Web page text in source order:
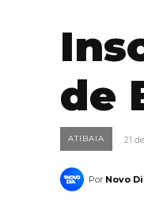
de
ATIBAIA 21
Por Novo